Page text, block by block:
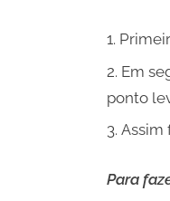
Em
ponto
Assim
Para